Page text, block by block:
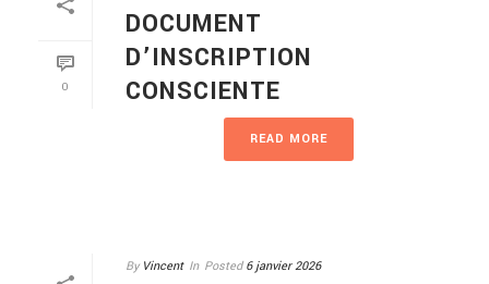
0
DOCUMENT
D’INSCRIPTION
CONSCIENTE
READ MORE
By Vincent In Posted 6 janvier 2026